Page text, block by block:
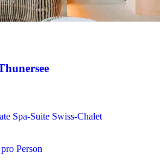
Spa-Suite Swiss-Chalet
Person